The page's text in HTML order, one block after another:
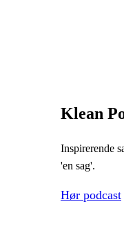
Klean
Inspirerende
'en sag'.
Hør podcast